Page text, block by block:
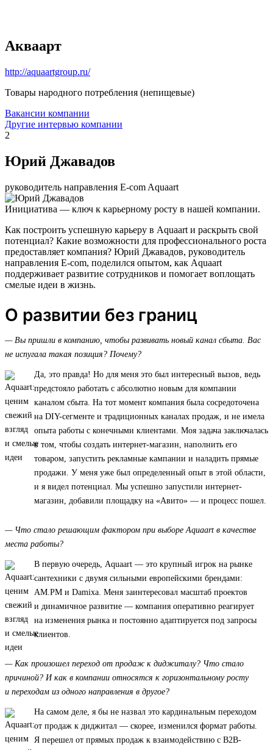
Акваарт
http://aquaartgroup.ru/
Товары народного потребления (непищевые)
Вакансии компании
Другие интервью компании
2
Юрий Джавадов
руководитель направления E-com Aquaart
Инициатива — ключ к карьерному росту в нашей компании.
Как построить успешную карьеру в Aquaart и раскрыть свой
потенциал? Какие возможности для профессионального роста
предоставляет компания? Юрий Джавадов, руководитель
направления E-com, поделился опытом, как Aquaart
поддерживает развитие сотрудников и помогает воплощать
смелые идеи в жизнь.
О развитии без границ
— Вы пришли в компанию, чтобы развивать новый канал сбыта. Вас
не испугала такая позиция? Почему?
Да, это правда! Но для меня это был интересный вызов, ведь
предстояло работать с абсолютно новым для компании
каналом сбыта. На тот момент компания была сосредоточена
на DIY-сегменте и традиционных каналах продаж, и не имела
опыта работы с конечными клиентами. Моя задача заключалась
в том, чтобы создать интернет-магазин, наполнить его
товаром, запустить рекламные кампании и наладить прямые
продажи. У меня уже был определенный опыт в этой области,
и я видел потенциал. Мы успешно запустили интернет-
магазин, добавили площадку на «Авито» — и процесс пошел.
— Что стало решающим фактором при выборе Aquaart в качестве
места работы?
В первую очередь, Aquaart — это крупный игрок на рынке
сантехники с двумя сильными европейскими брендами:
AM.PM и Damixa. Меня заинтересовал масштаб проектов
и динамичное развитие — компания оперативно реагирует
на изменения рынка и постоянно адаптируется под запросы
клиентов.
— Как произошел переход от продаж к диджиталу? Что стало
причиной? И как в компании относятся к горизонтальному росту
и переходам из одного направления в другое?
На самом деле, я бы не назвал это кардинальным переходом
от продаж к диджитал — скорее, изменился формат работы.
Я перешел от прямых продаж к взаимодействию с B2B-